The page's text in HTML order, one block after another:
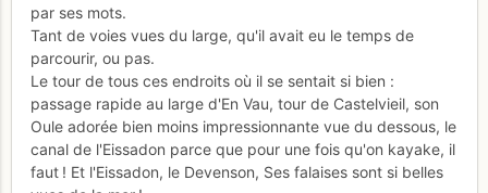
par ses mots.
Tant de voies vues du large, qu'il avait eu le temps de
parcourir, ou pas.
Le tour de tous ces endroits où il se sentait si bien :
passage rapide au large d'En Vau, tour de Castelvieil, son
Oule adorée bien moins impressionnante vue du dessous, le
canal de l'Eissadon parce que pour une fois qu'on kayake, il
faut ! Et l'Eissadon, le Devenson, Ses falaises sont si belles